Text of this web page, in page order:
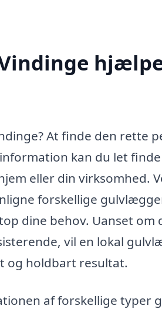
At finde den rette
kan du let
eller din virksomhed.
forskellige
dine behov. Uanset om
vil en lokal
og holdbart resultat.
af forskellige typer